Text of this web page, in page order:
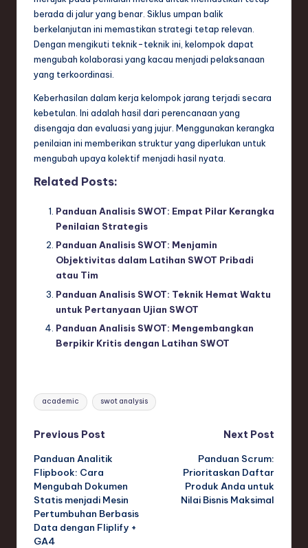
berada di jalur yang benar. Siklus umpan balik
berkelanjutan ini memastikan strategi tetap relevan.
Dengan mengikuti teknik-teknik ini, kelompok dapat
mengubah kolaborasi yang kacau menjadi pelaksanaan
yang terkoordinasi.
Keberhasilan dalam kerja kelompok jarang terjadi secara
kebetulan. Ini adalah hasil dari perencanaan yang
disengaja dan evaluasi yang jujur. Menggunakan kerangka
penilaian ini memberikan struktur yang diperlukan untuk
mengubah upaya kolektif menjadi hasil nyata.
Related Posts:
Panduan Analisis SWOT: Empat Pilar Kerangka
Penilaian Strategis
Panduan Analisis SWOT: Menjamin
Objektivitas dalam Latihan SWOT Pribadi
atau Tim
Panduan Analisis SWOT: Teknik Hemat Waktu
untuk Pertanyaan Ujian SWOT
Panduan Analisis SWOT: Mengembangkan
Berpikir Kritis dengan Latihan SWOT
Tags:
academic swot analysis
Post
navigation
Previous Post
Panduan Analitik
Flipbook: Cara
Mengubah Dokumen
Statis menjadi Mesin
Pertumbuhan Berbasis
Data dengan Fliplify +
GA4
Next Post
Panduan Scrum:
Prioritaskan Daftar
Produk Anda untuk
Nilai Bisnis Maksimal